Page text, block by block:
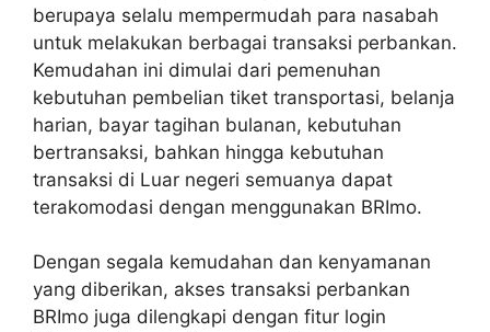
berupaya selalu mempermudah para nasabah
untuk melakukan berbagai transaksi perbankan.
Kemudahan ini dimulai dari pemenuhan
kebutuhan pembelian tiket transportasi, belanja
harian, bayar tagihan bulanan, kebutuhan
bertransaksi, bahkan hingga kebutuhan
transaksi di Luar negeri semuanya dapat
terakomodasi dengan menggunakan BRImo.
Dengan segala kemudahan dan kenyamanan
yang diberikan, akses transaksi perbankan
BRImo juga dilengkapi dengan fitur login